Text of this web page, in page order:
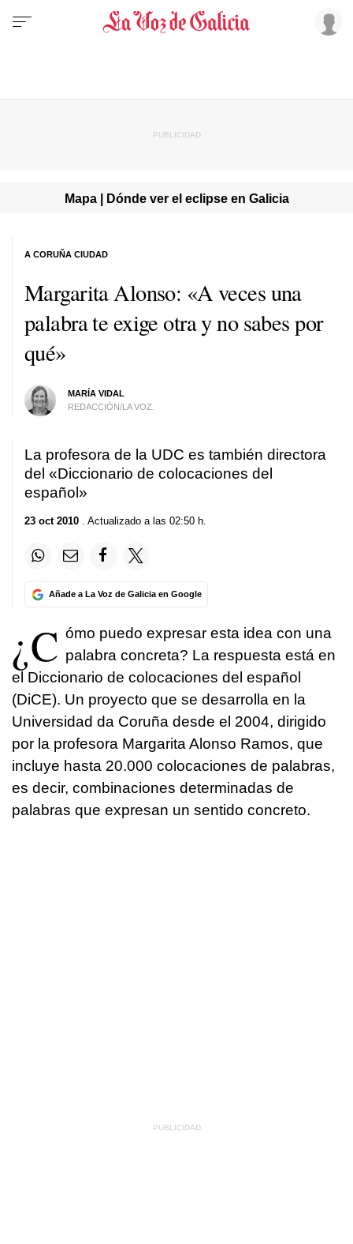
Mapa | Dónde ver el eclipse en Galicia
Margarita Alonso: «A veces una
palabra te exige otra y no sabes por
qué»
MARÍA VIDAL
REDACCIÓN/LA VOZ.
A CORUÑA CIUDAD
La profesora de la UDC es también directora
del «Diccionario de colocaciones del
español»
23 oct 2010 . Actualizado a las 02:50 h.
Añade a La Voz de Galicia en Google
¿C ómo puedo expresar esta idea con una
palabra concreta? La respuesta está en
el Diccionario de colocaciones del español
(DiCE). Un proyecto que se desarrolla en la
Universidad da Coruña desde el 2004, dirigido
por la profesora Margarita Alonso Ramos, que
incluye hasta 20.000 colocaciones de palabras,
es decir, combinaciones determinadas de
palabras que expresan un sentido concreto.